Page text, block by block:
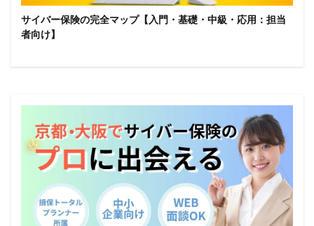
サイバー保険の完全マップ【入門・基礎・中級・応用：担当
者向け】